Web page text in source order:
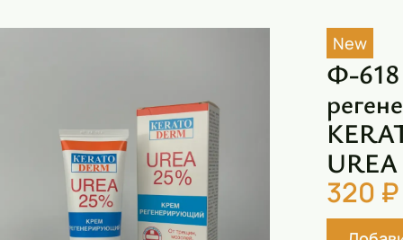
Корректоры
Масла
Пена для ванны
Румяна
New
Ф-
UREA
320 ₽